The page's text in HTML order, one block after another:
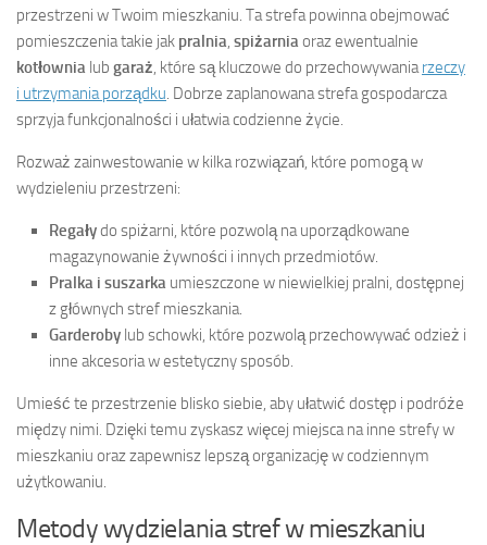
przestrzeni w Twoim mieszkaniu. Ta strefa powinna obejmować
pomieszczenia takie jak pralnia, spiżarniaoraz ewentualnie
kotłownia lub garaż, które są kluczowe do przechowywaniarzeczy
i utrzymania porządku. Dobrze zaplanowana strefa gospodarcza
sprzyja funkcjonalności i ułatwia codzienne życie.
Rozważ zainwestowanie w kilka rozwiązań, które pomogą w
wydzieleniu przestrzeni:
Regałydo spiżarni, które pozwolą na uporządkowane
magazynowanie żywności i innych przedmiotów.
Pralka i suszarka umieszczone w niewielkiej pralni, dostępnej
z głównych stref mieszkania.
Garderoby lub schowki, które pozwolą przechowywać odzież i
inne akcesoria w estetyczny sposób.
Umieść te przestrzenie blisko siebie, aby ułatwić dostęp i podróże
między nimi. Dzięki temu zyskasz więcej miejsca na inne strefy w
mieszkaniu oraz zapewnisz lepszą organizację w codziennym
użytkowaniu.
Metody wydzielania stref w mieszkaniu